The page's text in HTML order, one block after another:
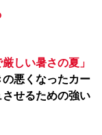
しい暑さの夏」
の悪くなったカー
せるための強い